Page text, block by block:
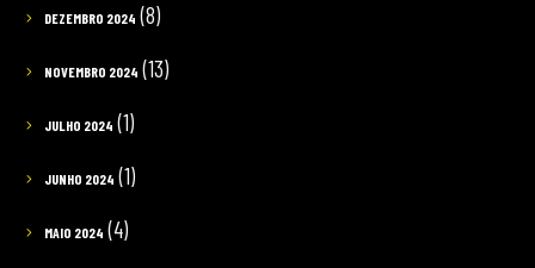
DEZEMBRO 2024 (8)
NOVEMBRO 2024 (13)
JULHO 2024 (1)
JUNHO 2024 (1)
MAIO 2024 (4)